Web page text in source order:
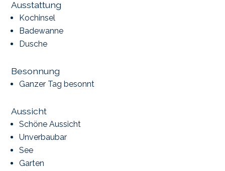
Ausstattung
Kochinsel
Badewanne
Dusche
Besonnung
Ganzer Tag besonnt
Aussicht
Schöne Aussicht
Unverbaubar
See
Garten